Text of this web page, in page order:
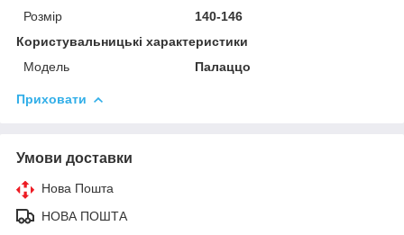
Розмір
140-146
Користувальницькі характеристики
Мoдель
Палаццо
Приховати
Умови доставки
Нова Пошта
НОВА ПОШТА